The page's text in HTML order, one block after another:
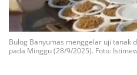
Bulog Banyumas menggelar uji tanak
pada Minggu (28/9/2025). Foto: